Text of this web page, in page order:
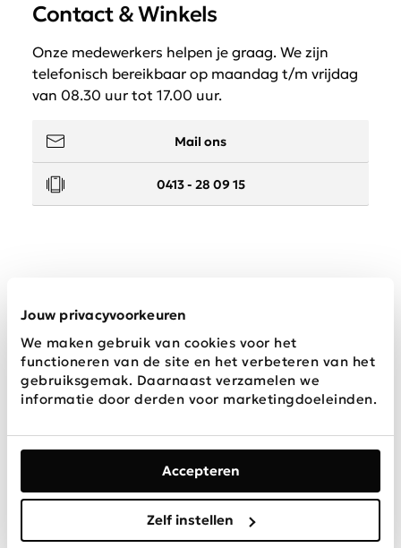
Jouw privacyvoorkeuren
We maken gebruik van cookies voor het
functioneren van de site en het verbeteren van het
gebruiksgemak. Daarnaast verzamelen we
informatie door derden voor marketingdoeleinden.
Accepteren
Zelf instellen
Contact & Winkels
Onze medewerkers helpen je graag. We zijn
telefonisch bereikbaar op maandag t/m vrijdag
van 08.30 uur tot 17.00 uur.
Mail ons
0413 - 28 09 15
Wij zijn Schijvens mode
Algemene
Privacy &
Cookies
Disclaimer